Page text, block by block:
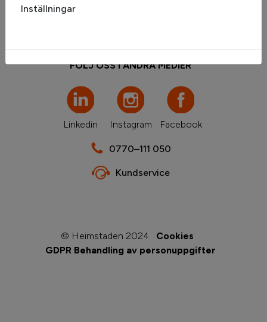
FÖLJ OSS I ANDRA MEDIER
Linkedin Instagram Facebook
0770–111 050
Kundservice
© Heimstaden 2024
Cookies
GDPR Behandling av personuppgifter
Inställningar